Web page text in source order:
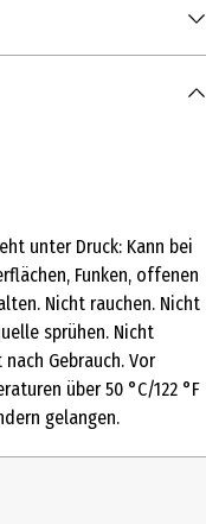
parfum, triethyl
unter Druck: Kann bei
Funken, offenen
Nicht rauchen. Nicht
sprühen. Nicht
Gebrauch. Vor
über 50 °C/122 °F
gelangen.